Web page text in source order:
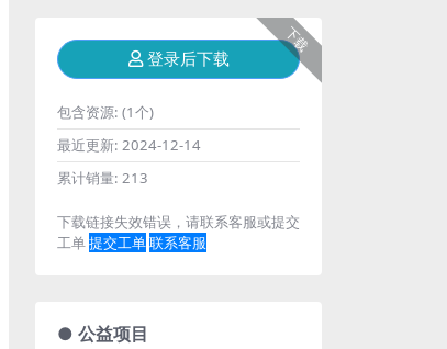
下载
登录后下载
包含资源: (1个)
最近更新: 2024-12-14
累计销量: 213
下载链接失效错误，请联系客服或提交
工单提交工单联系客服
● 公益项目